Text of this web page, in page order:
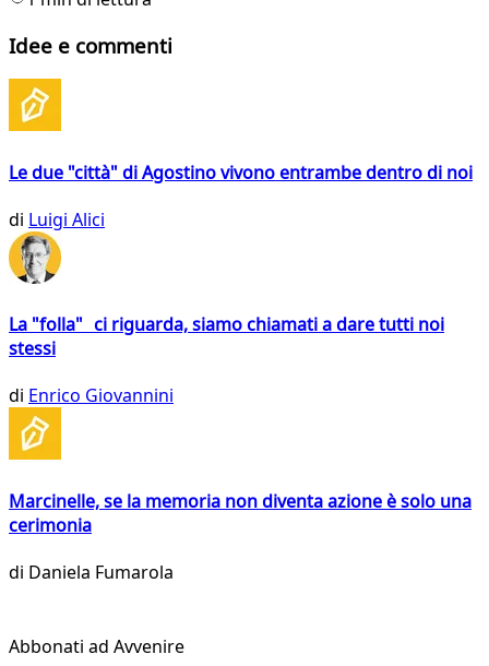
Idee e commenti
Le due "città" di Agostino vivono entrambe dentro di noi
di Luigi Alici
La "folla" ci riguarda, siamo chiamati a dare tutti noi
stessi
di Enrico Giovannini
Marcinelle, se la memoria non diventa azione è solo una
cerimonia
di Daniela Fumarola
Abbonati ad Avvenire